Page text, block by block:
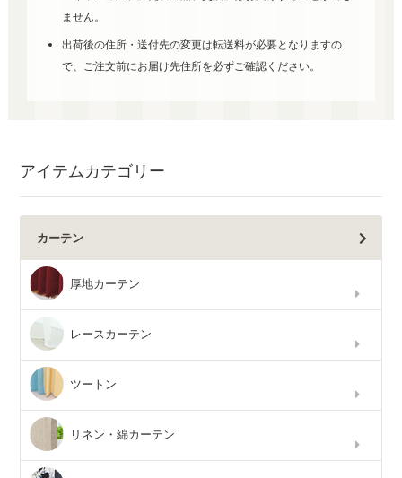
ません。
出荷後の住所・送付先の変更は転送料が必要となりますの
で、ご注文前にお届け先住所を必ずご確認ください。
アイテムカテゴリー
カーテン
厚地カーテン
レースカーテン
ツートン
リネン・綿カーテン